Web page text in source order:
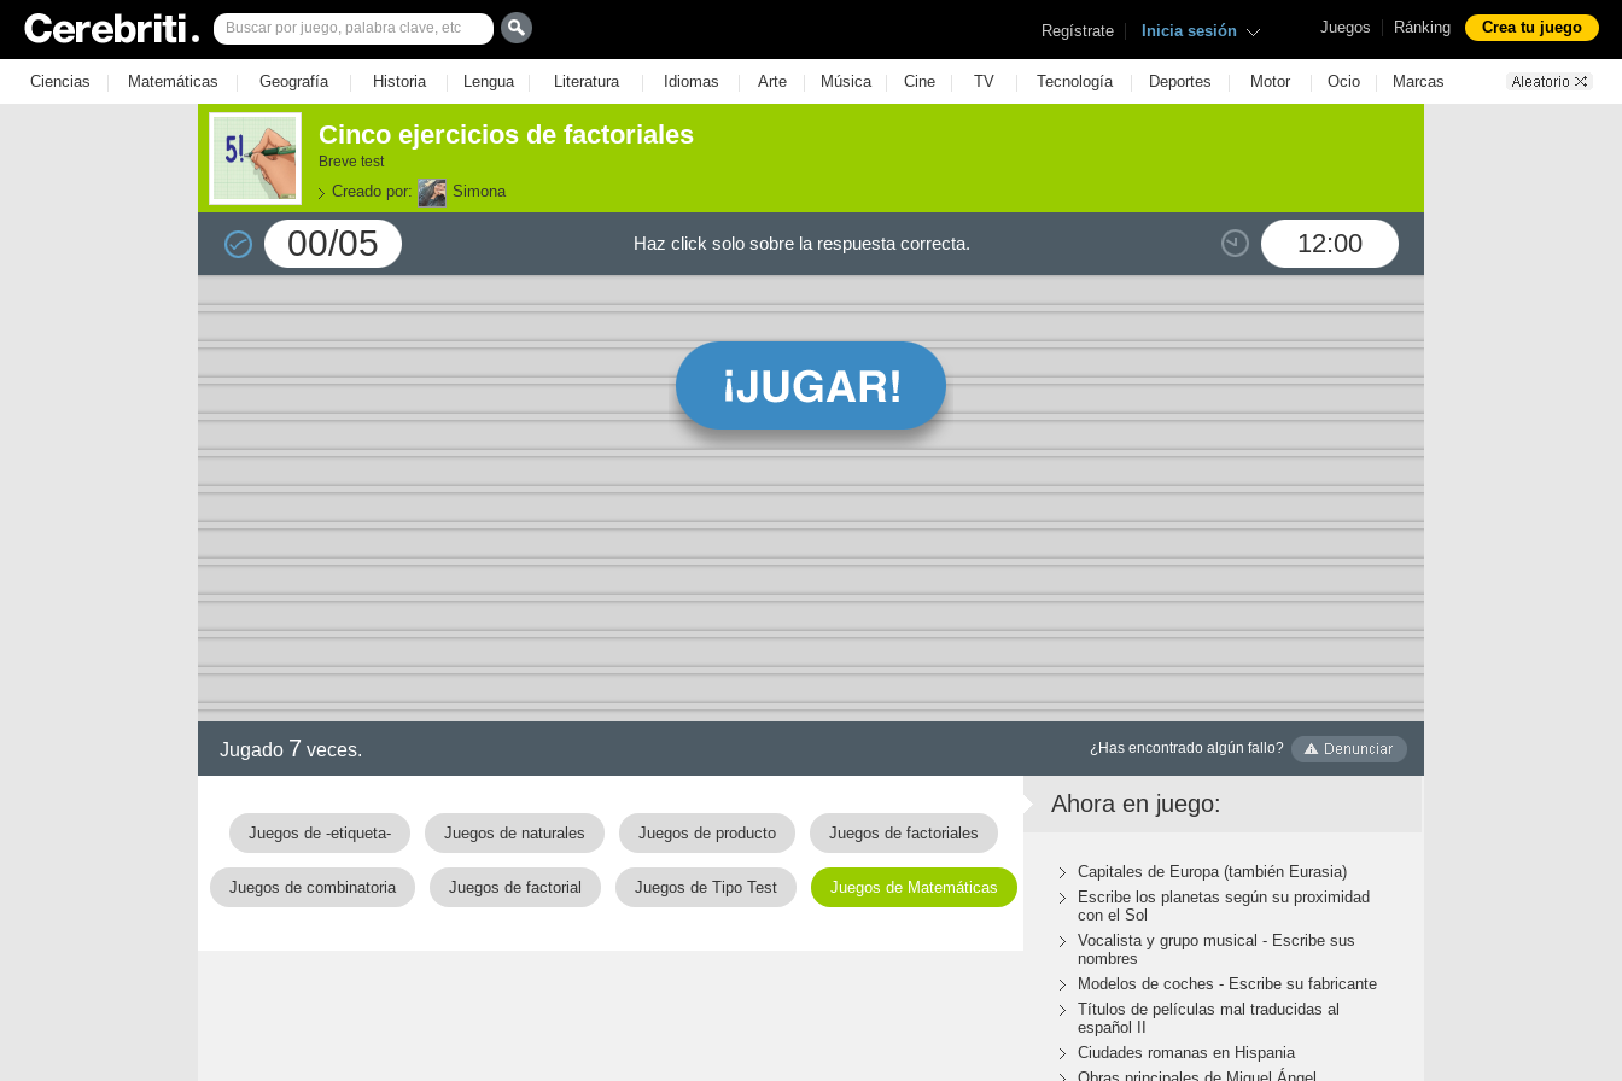
Juegos | Ránking Crea tu juego
Regístrate | Inicia sesión
Ciencias | Matemáticas | Geografía | Historia | Lengua | Literatura | Idiomas | Arte | Música | Cine | TV | Tecnología | Deportes | Motor | Ocio | Marcas
Cinco ejercicios de factoriales
Breve test
Creado por: Simona
00/05 12:00
Haz click solo sobre la respuesta correcta.
Jugado 7 veces. ¿Has encontrado algún fallo?
Juegos de -etiqueta- Juegos de naturales Juegos de producto Juegos de factoriales
Juegos de combinatoria Juegos de factorial Juegos de Tipo Test Juegos de Matemáticas
Ahora en juego:
Capitales de Europa (también Eurasia)
Escribe los planetas según su proximidad
con el Sol
Vocalista y grupo musical - Escribe sus
nombres
Modelos de coches - Escribe su fabricante
Títulos de películas mal traducidas al
español II
Ciudades romanas en Hispania